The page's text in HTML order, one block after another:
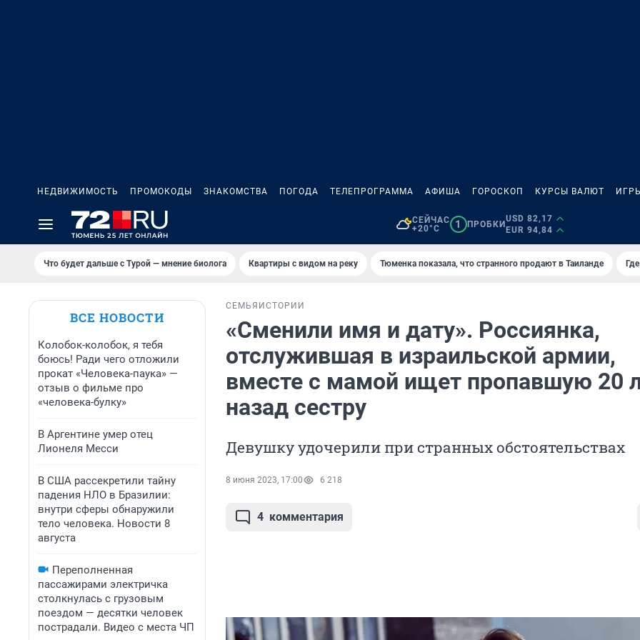
НЕДВИЖИМОСТЬ ПРОМОКОДЫ ЗНАКОМСТВА ПОГОДА ТЕЛЕПРОГРАММА АФИША ГОРОСКОП КУРСЫ ВАЛЮТ
СЕЙЧАС
+20°C
1 ПРОБКИ
USD 82,17
EUR 94,84
Что будет дальше с Турой — мнение биолога Квартиры с видом на реку Тюменка показала, что странного продают в Таиланде
ВСЕ НОВОСТИ
Колобок-колобок, я тебя
боюсь! Ради чего отложили
прокат «Человека-паука» —
отзыв о фильме про
«человека-булку»
В Аргентине умер отец
Лионеля Месси
В США рассекретили тайну
падения НЛО в Бразилии:
внутри сферы обнаружили
тело человека. Новости 8
августа
Переполненная
пассажирами электричка
столкнулась с грузовым
поездом — десятки человек
пострадали. Видео с места ЧП
СЕМЬЯ ИСТОРИИ
«Сменили имя и дату». Россиянка,
отслужившая в израильской армии,
вместе с мамой ищет пропавшую 20
назад сестру
Девушку удочерили при странных обстоятельствах
8 июня 2023, 17:00 6 218
4 комментария